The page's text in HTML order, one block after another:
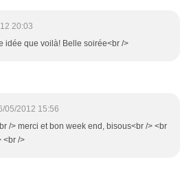
20:03
idée que voilà! Belle soirée<br />
05/2012 15:56
/> merci et bon week end, bisous<br /> <br
<br />